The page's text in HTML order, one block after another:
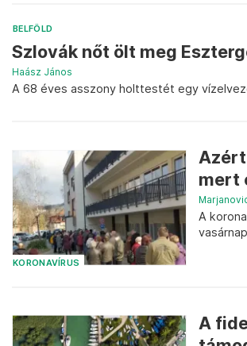
BELFÖLD
Szlovák nőt ölt meg
Haász János
A 68 éves asszony holttestét egy
KORONAVÍRUS
mert
A
A